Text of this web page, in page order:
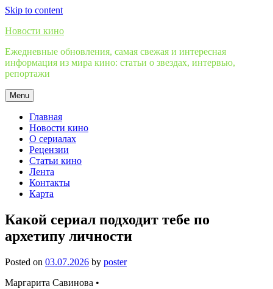
Skip to content
Новости кино
Ежедневные обновления, самая свежая и интересная
информация из мира кино: статьи о звездах, интервью,
репортажи
Menu
Главная
Новости кино
О сериалах
Рецензии
Статьи кино
Лента
Контакты
Карта
Какой сериал подходит тебе по
архетипу личности
Posted on 03.07.2026 by poster
Маргарита Савинова •